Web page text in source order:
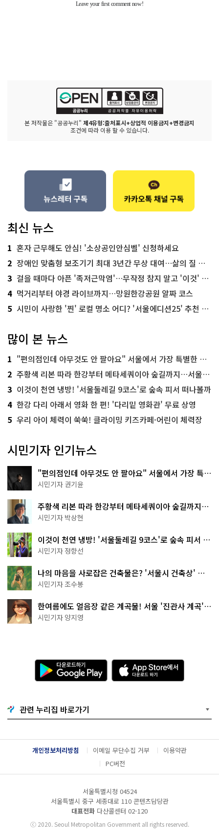
본 저작물은 "공공누리" 제4유형:출처표시+상업적 이용금지+변경금지
조건에 따라 이용 할 수 있습니다.
최신 뉴스
1 혼자 근무해도 안심! '소상공인안심벨' 신청하세요
2 장애인 맞춤형 보조기기 최대 3년간 무상 대여…삶의 질 높인다
3 걸을 때마다 아픈 '족저근막염'…무작정 참지 말고 '이것' 해보세요!
4 먹거리부터 야경 라이브까지…망원한강공원 알짜 코스
5 시민이 사랑한 '찐' 로컬 명소 어디? '서울에디션25' 추천 코스
많이 본 뉴스
1 "편의점인데 아무것도 안 팔아요" 서울에서 가장 특별한 편의점의 정체
2 주황색 리본 따라 한강부터 메타세쿼이아 숲길까지…서울둘레길 15코스
3 이것이 천연 냉방! '서울둘레길 9코스'로 숲속 피서 떠나볼까
4 한강 다리 아래서 영화 한 편! '다리밑 영화관' 무료 상영
5 우리 아이 체력이 쑥쑥! 클라이밍 키즈카페·어린이 체력장
시민기자 인기뉴스
"편의점인데 아무것도 안 팔아요" 서울에서 가장 특별
한 편의점의 정체
시민기자 권기윤
주황색 리본 따라 한강부터 메타세쿼이아 숲길까지…
서울둘레길 15코스
시민기자 박상현
이것이 천연 냉방! '서울둘레길 9코스'로 숲속 피서 떠
나볼까
시민기자 정향선
나의 마음을 사로잡은 건축물은? '서울시 건축상' 수
상작 공개!
시민기자 조수봉
한여름에도 얼음장 같은 계곡물! 서울 '진관사 계곡'이
천국이네~
시민기자 양지영
다
운
로
기
G
o
g
l
e
l
A
p
p
e
서
다
운
드
관련 누리집 바로가기
개인정보처리방침 이메일 무단수집 거부
이용약관
PC버전
서울특별시청 04524
서울특별시 중구 세종대로 110 콘텐츠담당관
대표전화 다산콜센터 02-120
ⓒ2020. Seoul Metropolitan Government all rights reserved.